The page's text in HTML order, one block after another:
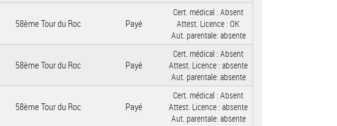
58ème Tour du Roc Payé
Cert. médical : Absent
Attest. Licence : OK
Aut. parentale: absente
58ème Tour du Roc Payé
Cert. médical : Absent
Attest. Licence : absente
Aut. parentale: absente
58ème Tour du Roc Payé
Cert. médical : Absent
Attest. Licence : absente
Aut. parentale: absente